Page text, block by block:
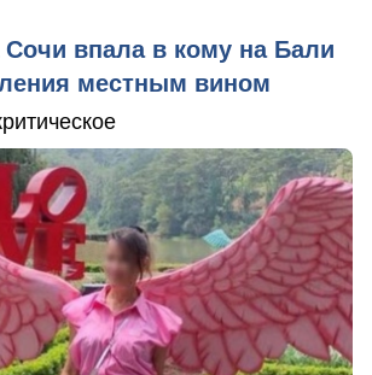
впала в кому на Бали
местным вином